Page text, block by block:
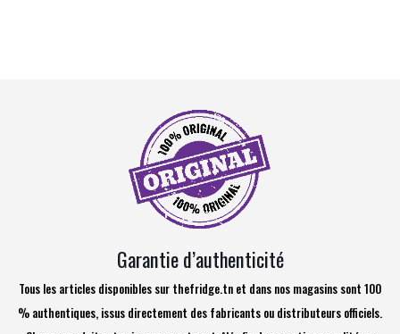
Garantie d’authenticité
Tous les articles disponibles sur thefridge.tn et dans nos magasins sont 100
% authentiques, issus directement des fabricants ou distributeurs officiels.